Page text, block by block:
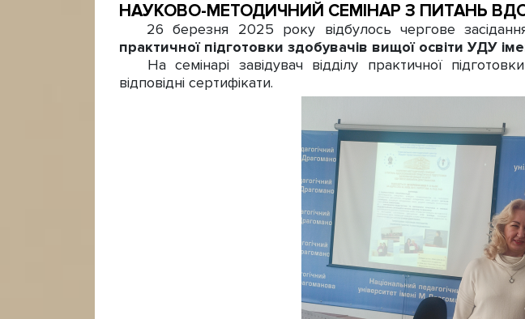
НАУКОВО-МЕТОДИЧНИЙ СЕМІНАР З ПИТАНЬ
26 березня 2025 року відбулось чергове
практичної підготовки здобувачів вищої освіти УДУ
На семінарі завідувач відділу практичної
відповідні сертифікати.